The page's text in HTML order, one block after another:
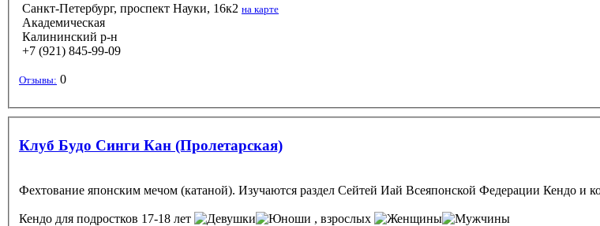
Санкт-Петербург, проспект Науки, 16к2 на карте
Академическая
Калининский р-н
+7 (921) 845-99-09
Отзывы: 0
Клуб Будо Синги Кан (Пролетарская)
Фехтование японским мечом (катаной). Изучаются раздел Сейтей Иай Всеяпонской Федерации Кендо и
Кендо для подростков 17-18 лет , взрослых